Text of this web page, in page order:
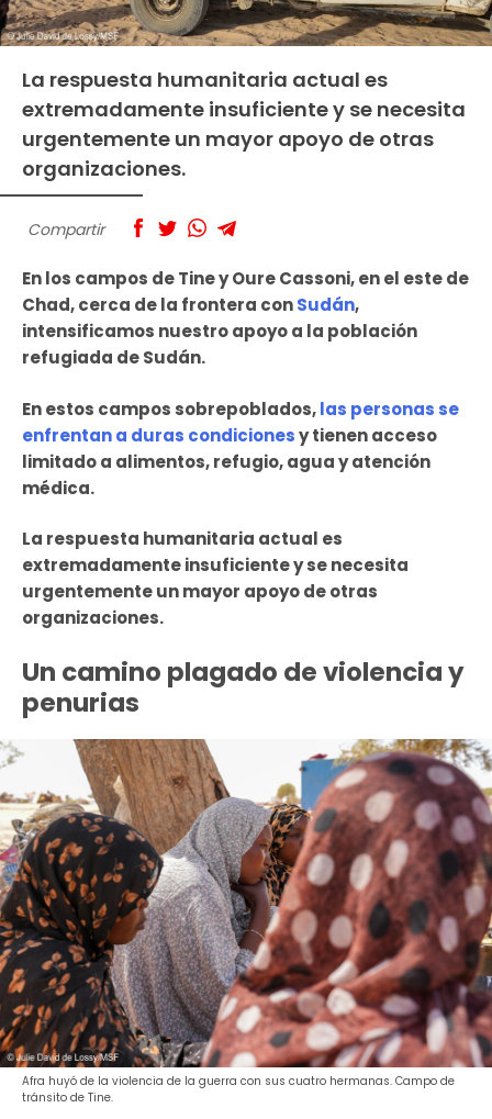
La respuesta humanitaria actual es
extremadamente insuficiente y se necesita
urgentemente un mayor apoyo de otras
organizaciones.
Compartir
En los campos de Tine y Oure Cassoni, en el este de
Chad, cerca de la frontera conSudán,
intensificamos nuestro apoyo a la población
refugiada de Sudán.
En estos campos sobrepoblados,las personas se
enfrentan a duras condicionesy tienen acceso
limitado a alimentos, refugio, agua y atención
médica.
La respuesta humanitaria actual es
extremadamente insuficiente y se necesita
urgentemente un mayor apoyo de otras
organizaciones.
Un camino plagado de violencia y
penurias
Afra huyó de la violencia de la guerra con sus cuatro hermanas. Campo de
tránsito de Tine.